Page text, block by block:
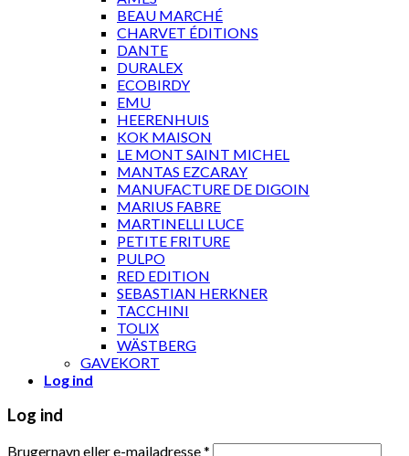
BEAU MARCHÉ
CHARVET ÉDITIONS
DANTE
DURALEX
ECOBIRDY
EMU
HEERENHUIS
KOK MAISON
LE MONT SAINT MICHEL
MANTAS EZCARAY
MANUFACTURE DE DIGOIN
MARIUS FABRE
MARTINELLI LUCE
PETITE FRITURE
PULPO
RED EDITION
SEBASTIAN HERKNER
TACCHINI
TOLIX
WÄSTBERG
GAVEKORT
Log ind
Log ind
Brugernavn eller e-mailadresse*